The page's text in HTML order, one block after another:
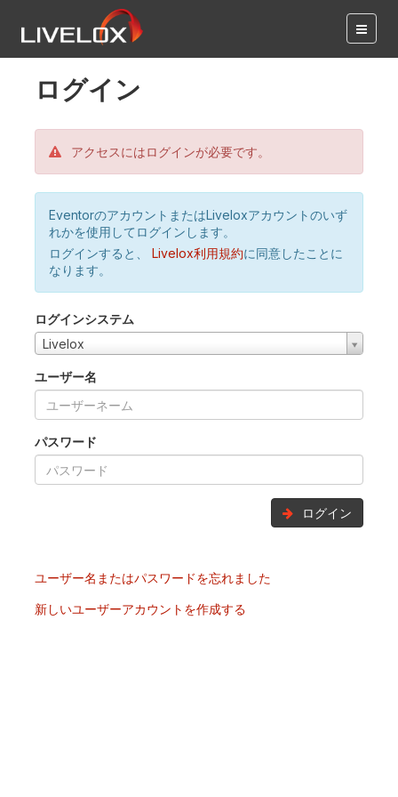
ログイン
アクセスにはログインが必要です。
EventorのアカウントまたはLiveloxアカウントのいず
れかを使用してログインします。
ログインすると、
Livelox利用規約に同意したことに
なります。
ログインシステム
Livelox
ユーザー名
パスワード
ログイン
ユーザー名またはパスワードを忘れました
新しいユーザーアカウントを作成する